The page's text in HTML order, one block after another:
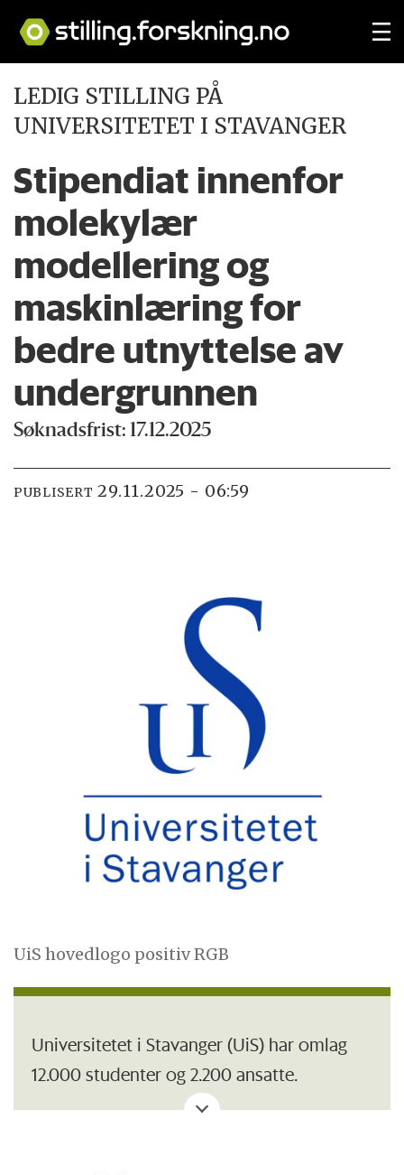
LEDIG STILLING PÅ
UNIVERSITETET I STAVANGER
Stipendiat innenfor
molekylær
modellering og
maskinlæring for
bedre utnyttelse av
undergrunnen
Søknadsfrist: 17.12.2025
PUBLISERT 29.11.2025 - 06:59
UiS hovedlogo positiv RGB
Universitetet i Stavanger (UiS) har omlag
12.000 studenter og 2.200 ansatte.
Universitetet har store ambisjoner. Vi skal